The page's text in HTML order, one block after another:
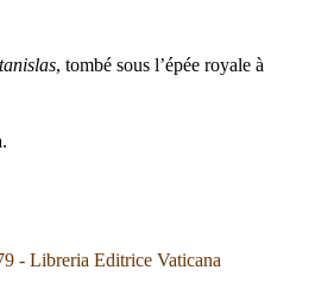
, tombé sous l’épée royale à
- Libreria Editrice Vaticana